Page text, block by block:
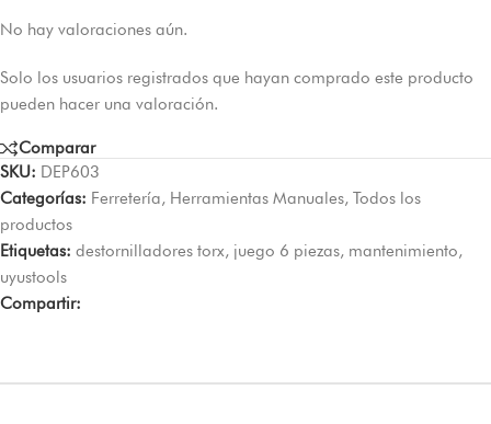
No hay valoraciones aún.
Solo los usuarios registrados que hayan comprado este producto
pueden hacer una valoración.
Comparar
SKU: DEP603
Categorías: Ferretería, Herramientas Manuales, Todos los
productos
Etiquetas: destornilladores torx, juego 6 piezas, mantenimiento,
uyustools
Compartir: